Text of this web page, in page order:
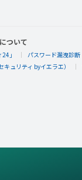
ついて
」 パスワード漏洩診断
ュリティ byイエラエ）